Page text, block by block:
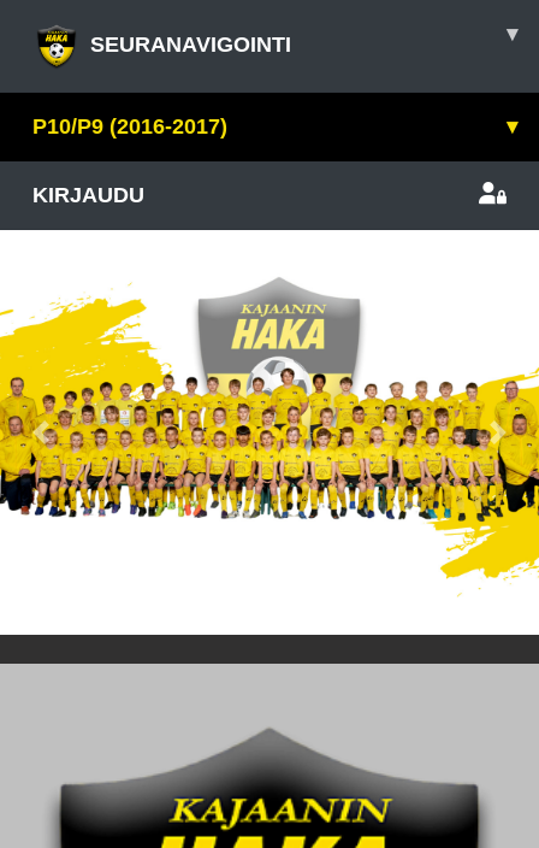
SEURANAVIGOINTI ▾
P10/P9 (2016-2017) ▾
KIRJAUDU
Previous